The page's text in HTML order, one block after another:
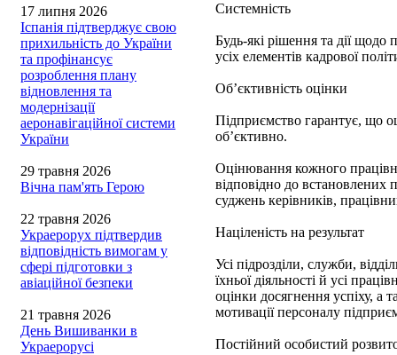
17 липня 2026
Іспанія підтверджує свою
прихильність до України
та профінансує
розроблення плану
відновлення та
модернізації
аеронавігаційної системи
України
29 травня 2026
Вічна пам'ять Герою
22 травня 2026
Украерорух підтвердив
відповідність вимогам у
сфері підготовки з
авіаційної безпеки
21 травня 2026
День Вишиванки в
Украерорусі
Системність
Будь-які рішення та дії щодо
усіх елементів кадрової
Об’єктивність оцінки
Підприємство гарантує, що
об’єктивно.
Оцінювання кожного
відповідно до встановлених
суджень керівників,
Націленість на результат
Усі підрозділи, служби,
їхньої діяльності й усі
оцінки досягнення успіху, а
мотивації персоналу
Постійний особистий